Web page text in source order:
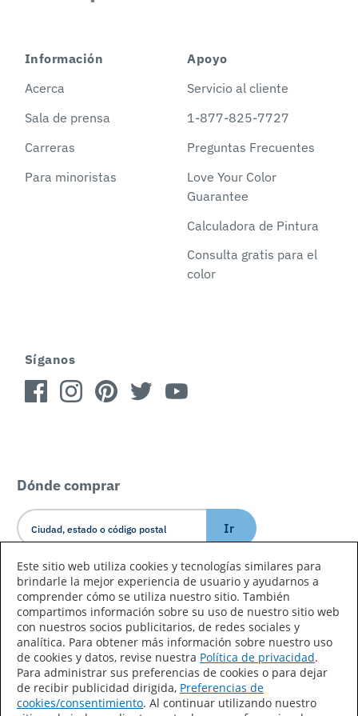
Información
Acerca
Sala de prensa
Carreras
Para minoristas
Apoyo
Servicio al cliente
1-877-825-7727
Preguntas Frecuentes
Love Your Color
Guarantee
Calculadora de Pintura
Consulta gratis para el
color
Síganos
Dónde comprar
Ir
Idioma/País
Declaración de accesibilidad Mapa del sitio
Este sitio web utiliza cookies y tecnologías similares para
brindarle la mejor experiencia de usuario y ayudarnos a
comprender cómo se utiliza nuestro sitio. También
compartimos información sobre su uso de nuestro sitio web
con nuestros socios publicitarios, de redes sociales y
analítica. Para obtener más información sobre nuestro uso
de cookies y datos, revise nuestra Política de privacidad.
Para administrar sus preferencias de cookies o para dejar
de recibir publicidad dirigida, Preferencias de
cookies/consentimiento. Al continuar utilizando nuestro